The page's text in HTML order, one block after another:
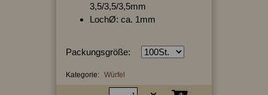
3,5/3,5/3,5mm
LochØ: ca. 1mm
Packungsgröße:
Kategorie: Würfel